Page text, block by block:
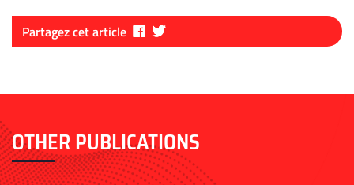
Partagez cet article
Fa
ce itt
OTHER PUBLICATIONS